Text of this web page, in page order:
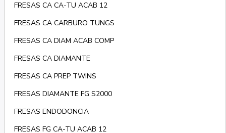
FRESAS CA CA-TU ACAB 12
FRESAS CA CARBURO TUNGS
FRESAS CA DIAM ACAB COMP
FRESAS CA DIAMANTE
FRESAS CA PREP TWINS
FRESAS DIAMANTE FG S2000
FRESAS ENDODONCIA
FRESAS FG CA-TU ACAB 12